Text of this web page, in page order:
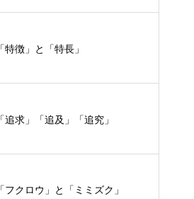
「特徴」と「特長」
「追求」「追及」「追究」
「フクロウ」と「ミミズク」